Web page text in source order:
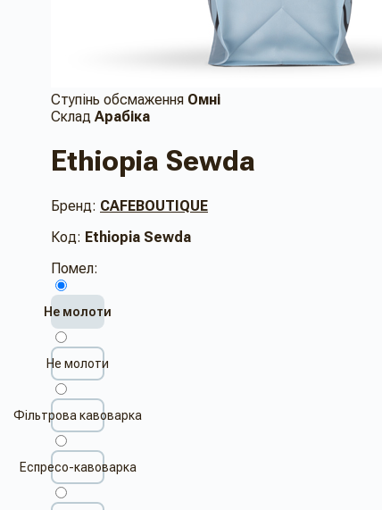
Ступінь обсмаження Омні
Склад Арабіка
Ethiopia Sewda
Бренд: CAFEBOUTIQUE
Код: Ethiopia Sewda
Помел:
Не молоти
Не молоти
Фільтрова кавоварка
Еспресо-кавоварка